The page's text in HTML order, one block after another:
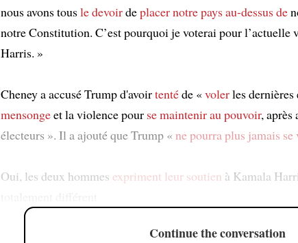
nous avons tousle devoirdeplacer notre paysau-dessus de
notre Constitution. C’est pourquoi je voterai pour l’actuelle
Harris. »
Cheney a accusé Trump d'avoirtentéde «volerles
mensongeet la violence pour se maintenir au pouvoir, après
électeurs ». Il a ajouté que Trump « ne pourra plus jamais
Oui, les deux hommes expriment leur soutien à Kamala
Continue the conversation